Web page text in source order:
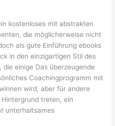
kostenloses mit abstrakten
die möglicherweise nicht
als gute Einführung ebooks
in den einzigartigen Stil des
einige Das überzeugende
Coachingprogramm mit
wird, aber für andere
treten, ein
unterhaltsames